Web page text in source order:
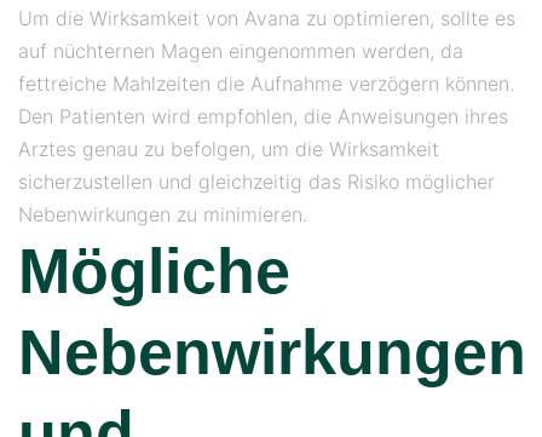
Um die Wirksamkeit von Avana zu optimieren, sollte es
auf nüchternen Magen eingenommen werden, da
fettreiche Mahlzeiten die Aufnahme verzögern können.
Den Patienten wird empfohlen, die Anweisungen ihres
Arztes genau zu befolgen, um die Wirksamkeit
sicherzustellen und gleichzeitig das Risiko möglicher
Nebenwirkungen zu minimieren.
Mögliche
Nebenwirkungen